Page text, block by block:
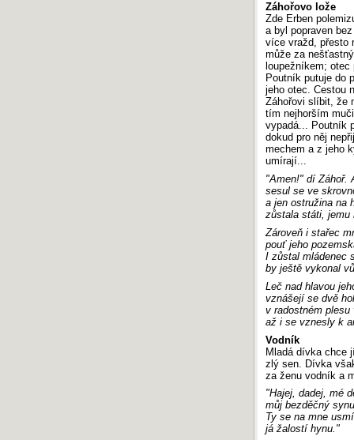
Záhořovo lože
Zde Erben
a byl popraven
více vražd, přesto
může za
loupežníkem;
Poutník putuje do
jeho otec. Cestou
Záhořovi slíbit, že
tím nejhorším
vypadá... Poutník
dokud pro něj
mechem a z jeho
umírají...
"Amen!" dí Záhoř.
sesul se ve
a jen ostružina na
zůstala státi, jemu
Zároveň i stařec
pouť jeho
I zůstal mládenec
by ještě vykonal
Leč nad hlavou
vznášejí se dvě
v radostném
až i se vznesly k
Vodník
Mladá dívka chce
zlý sen. Dívka
za ženu vodník a
"Hajej, dadej, mé
můj bezděčný
Ty se na mne
já žalostí hynu."